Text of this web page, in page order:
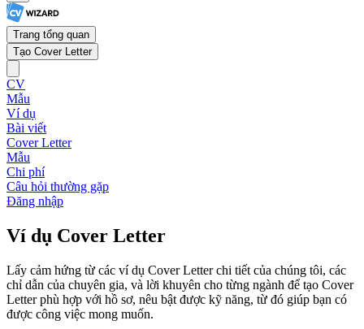
Trang tổng quan
Tạo Cover Letter
CV
Mẫu
Ví dụ
Bài viết
Cover Letter
Mẫu
Chi phí
Câu hỏi thường gặp
Đăng nhập
Ví dụ Cover Letter
Lấy cảm hứng từ các ví dụ Cover Letter chi tiết của chúng tôi, các
chỉ dẫn của chuyên gia, và lời khuyên cho từng ngành để tạo Cover
Letter phù hợp với hồ sơ, nêu bật được kỹ năng, từ đó giúp bạn có
được công việc mong muốn.